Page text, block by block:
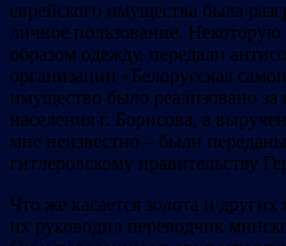
еврейского имущества была
личное пользование.
образом одежду, передали
организации «Белорусская
имущество было реализовано за
населения г. Борисова, а
мне неизвестно – были
гитлеровскому правительству
Что же касается золота и
их руководил переводчик